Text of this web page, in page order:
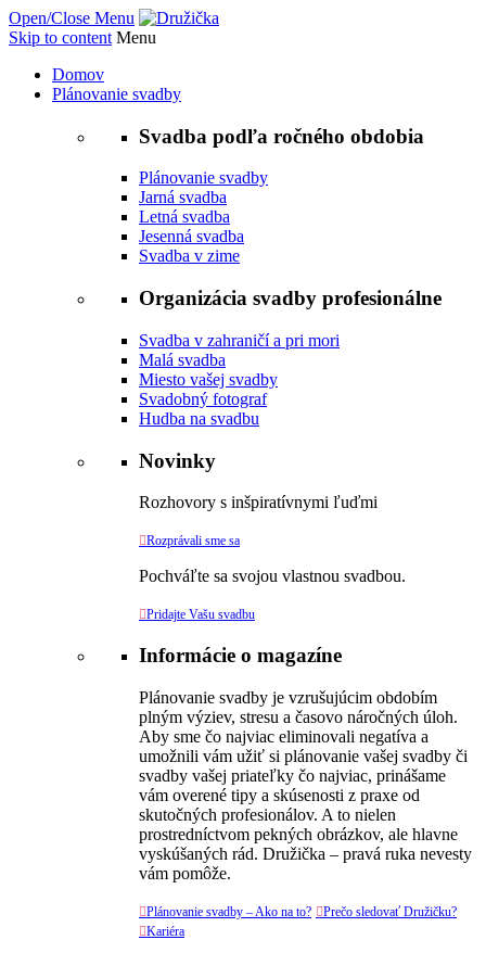
Open/Close Menu
Skip to content Menu
Domov
Plánovanie svadby
Svadba podľa ročného obdobia
Plánovanie svadby
Jarná svadba
Letná svadba
Jesenná svadba
Svadba v zime
Organizácia svadby profesionálne
Svadba v zahraničí a pri mori
Malá svadba
Miesto vašej svadby
Svadobný fotograf
Hudba na svadbu
Novinky
Rozhovory s inšpiratívnymi ľuďmi
Rozprávali sme sa
Pochváľte sa svojou vlastnou svadbou.
Pridajte Vašu svadbu
Informácie o magazíne
Plánovanie svadby je vzrušujúcim obdobím
plným výziev, stresu a časovo náročných úloh.
Aby sme čo najviac eliminovali negatíva a
umožnili vám užiť si plánovanie vašej svadby či
svadby vašej priateľky čo najviac, prinášame
vám overené tipy a skúsenosti z praxe od
skutočných profesionálov. A to nielen
prostredníctvom pekných obrázkov, ale hlavne
vyskúšaných rád. Družička – pravá ruka nevesty
vám pomôže.
Plánovanie svadby – Ako na to? Prečo sledovať Družičku?
Kariéra